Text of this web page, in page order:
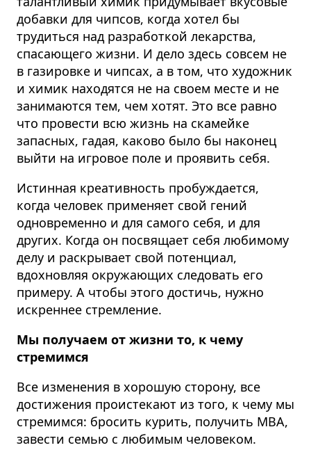
добавки для чипсов, когда хотел бы
трудиться над разработкой лекарства,
спасающего жизни. И дело здесь совсем не
в газировке и чипсах, а в том, что художник
и химик находятся не на своем месте и не
занимаются тем, чем хотят. Это все равно
что провести всю жизнь на скамейке
запасных, гадая, каково было бы наконец
выйти на игровое поле и проявить себя.
Истинная креативность пробуждается,
когда человек применяет свой гений
одновременно и для самого себя, и для
других. Когда он посвящает себя любимому
делу и раскрывает свой потенциал,
вдохновляя окружающих следовать его
примеру. А чтобы этого достичь, нужно
искреннее стремление.
Мы получаем от жизни то, к чему
стремимся
Все изменения в хорошую сторону, все
достижения проистекают из того, к чему мы
стремимся: бросить курить, получить MBA,
завести семью с любимым человеком.